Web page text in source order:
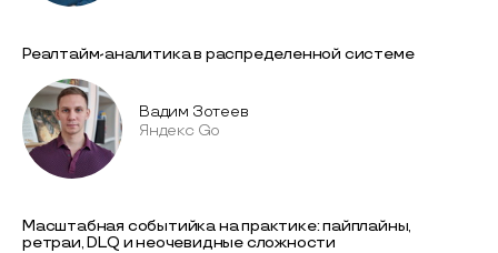
Реалтайм-аналитика в распределенной системе
Вадим Зотеев
Яндекс Go
Масштабная событийка на практике: пайплайны,
ретраи, DLQ и неочевидные сложности